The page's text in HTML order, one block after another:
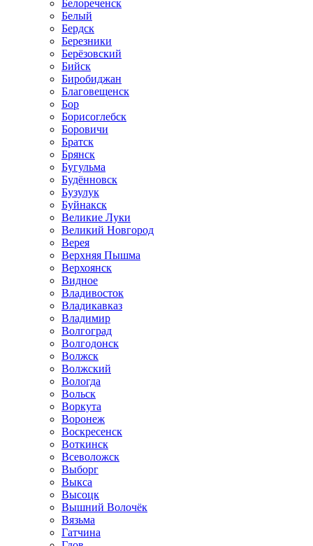
Белореченск
Белый
Бердск
Березники
Берёзовский
Бийск
Биробиджан
Благовещенск
Бор
Борисоглебск
Боровичи
Братск
Брянск
Бугульма
Будённовск
Бузулук
Буйнакск
Великие Луки
Великий Новгород
Верея
Верхняя Пышма
Верхоянск
Видное
Владивосток
Владикавказ
Владимир
Волгоград
Волгодонск
Волжск
Волжский
Вологда
Вольск
Воркута
Воронеж
Воскресенск
Воткинск
Всеволожск
Выборг
Выкса
Высоцк
Вышний Волочёк
Вязьма
Гатчина